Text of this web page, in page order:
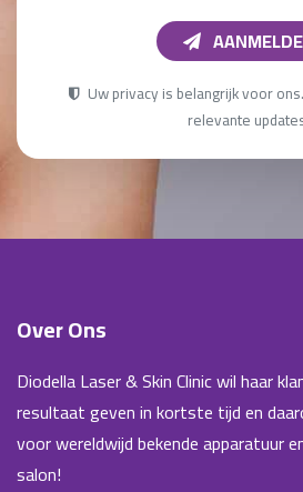
Uw privacy is belangrijk voor
relevante
Over Ons
Diodella Laser & Skin Clinic wil haar
resultaat geven in kortste tijd en
voor wereldwijd bekende apparatuur
salon!